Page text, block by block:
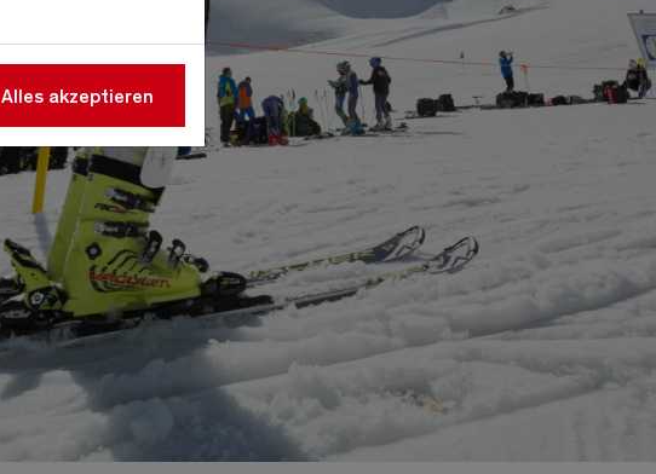
Alles akzeptieren